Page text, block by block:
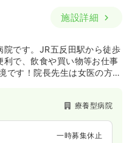
施設詳細
です。JR五反田駅から徒歩
で、飲食や買い物等お仕事
です！院長先生は女医の方で
療養型病院
一時募集休止